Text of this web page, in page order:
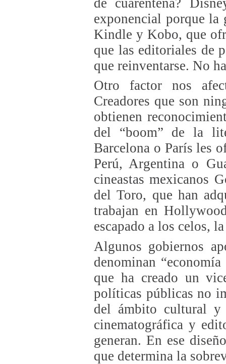
de cuarentena?
exponencial porque la
Kindle y Kobo, que
que las editoriales de
que reinventarse. No
Otro factor nos
Creadores que son
obtienen
del “boom” de la
Barcelona o París les
Perú, Argentina o
cineastas mexicanos
del Toro, que han
trabajan en
escapado a los celos,
Algunos gobiernos
denominan
que ha creado un
políticas públicas no
del ámbito cultural y
cinematográfica y
generan. En ese
que determina la